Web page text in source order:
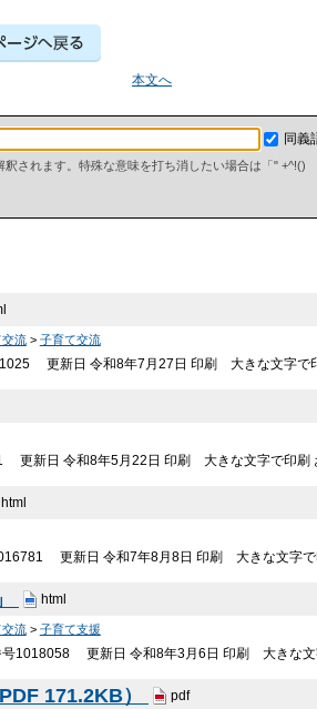
本文へ
同義
されます。特殊な意味を打ち消したい場合は「" +^!()
流> 子育て交流
更新日 令和8年7月27日 印刷 大きな文字で
更新日 令和8年5月22日 印刷 大きな文字で印刷
html
更新日 令和7年8月8日 印刷 大きな文字
html
流> 子育て支援
号1018058 更新日 令和8年3月6日 印刷 大きな
171.2KB） pdf